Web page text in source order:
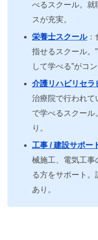
べるスクール。就
スが充実。
栄養士スクール：
指せるスクール。
して学べる”がコン
介護リハビリセラ
治療院で行われて
で学べるスクール
り。
工事 / 建設サポー
械施工、電気工事
る方をサポート。
あり。